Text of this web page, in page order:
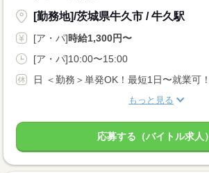
[勤務地]/茨城県牛久市 / 牛久駅
[ア・パ]時給1,300円〜
[ア・パ]10:00〜15:00
日 ＜勤務＞単発OK！最短1日〜就業可！
もっと見る
応募する（バイトル求人）